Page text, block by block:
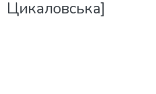
Цикаловська]